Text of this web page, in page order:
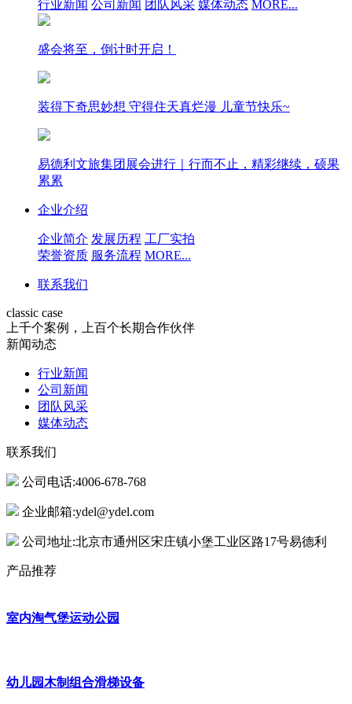
行业新闻 公司新闻 团队风采 媒体动态 MORE...
盛会将至，倒计时开启！
装得下奇思妙想 守得住天真烂漫 儿童节快乐~
易德利文旅集团展会进行｜行而不止，精彩继续，硕果
累累
企业介绍
企业简介 发展历程 工厂实拍
荣誉资质 服务流程 MORE...
联系我们
classic case
上千个案例，上百个长期合作伙伴
新闻动态
行业新闻
公司新闻
团队风采
媒体动态
联系我们
公司电话:4006-678-768
企业邮箱:ydel@ydel.com
公司地址:北京市通州区宋庄镇小堡工业区路17号易德利
产品推荐
室内淘气堡运动公园
幼儿园木制组合滑梯设备